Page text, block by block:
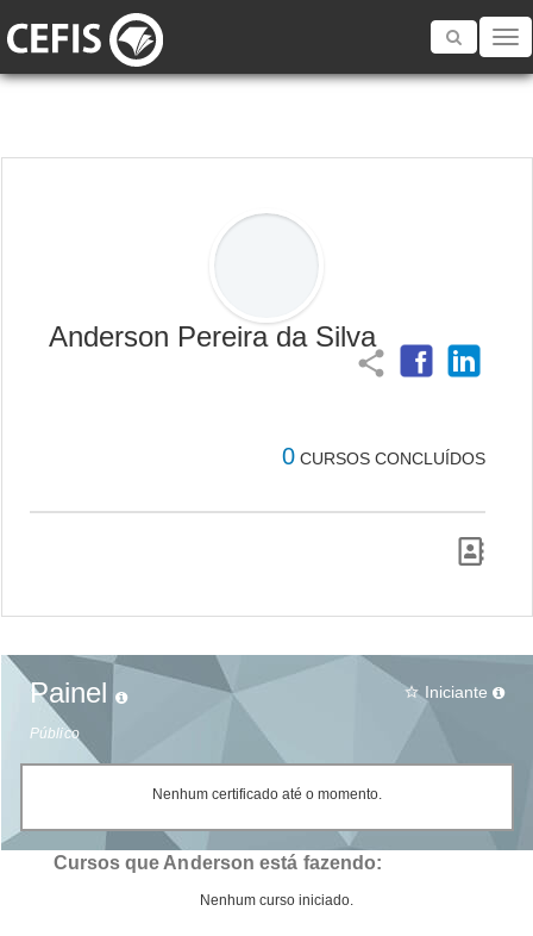
Toggle
Anderson Pereira da Silva
share
0 CURSOS CONCLUÍDOS
Painel
Público
star_border Iniciante
Nenhum certificado até o momento.
Cursos que Anderson está fazendo:
Nenhum curso iniciado.